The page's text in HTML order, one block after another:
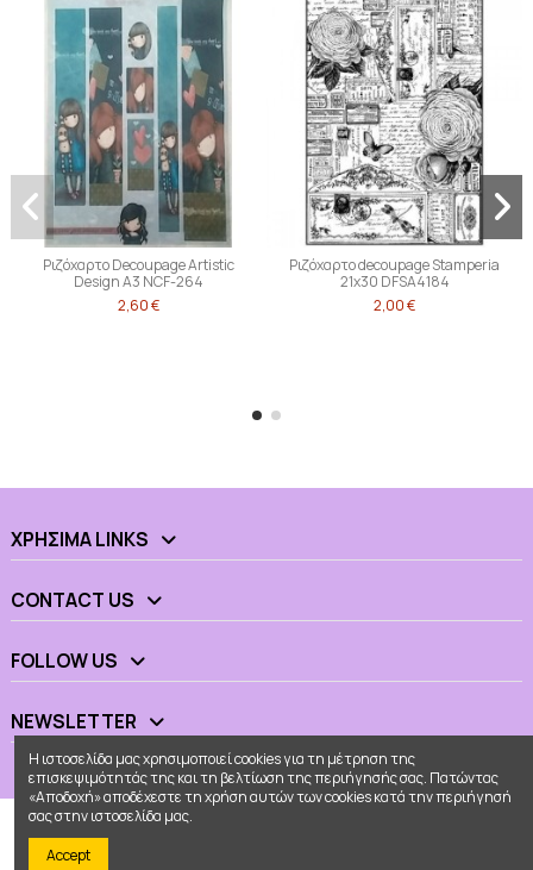
Ριζόχαρτο Decoupage Artistic
Design A3 NCF-264
2,60 €
Ριζόχαρτο decoupage Stamperia
21x30 DFSA4184
2,00 €
ΧΡΉΣΙΜΑ LINKS
CONTACT US
FOLLOW US
NEWSLETTER
Η ιστοσελίδα μας χρησιμοποιεί cookies για τη μέτρηση της
επισκεψιμότητάς της και τη βελτίωση της περιήγησής σας. Πατώντας
«Αποδοχή» αποδέχεστε τη χρήση αυτών των cookies κατά την περιήγησή
σας στην ιστοσελίδα μας.
Accept